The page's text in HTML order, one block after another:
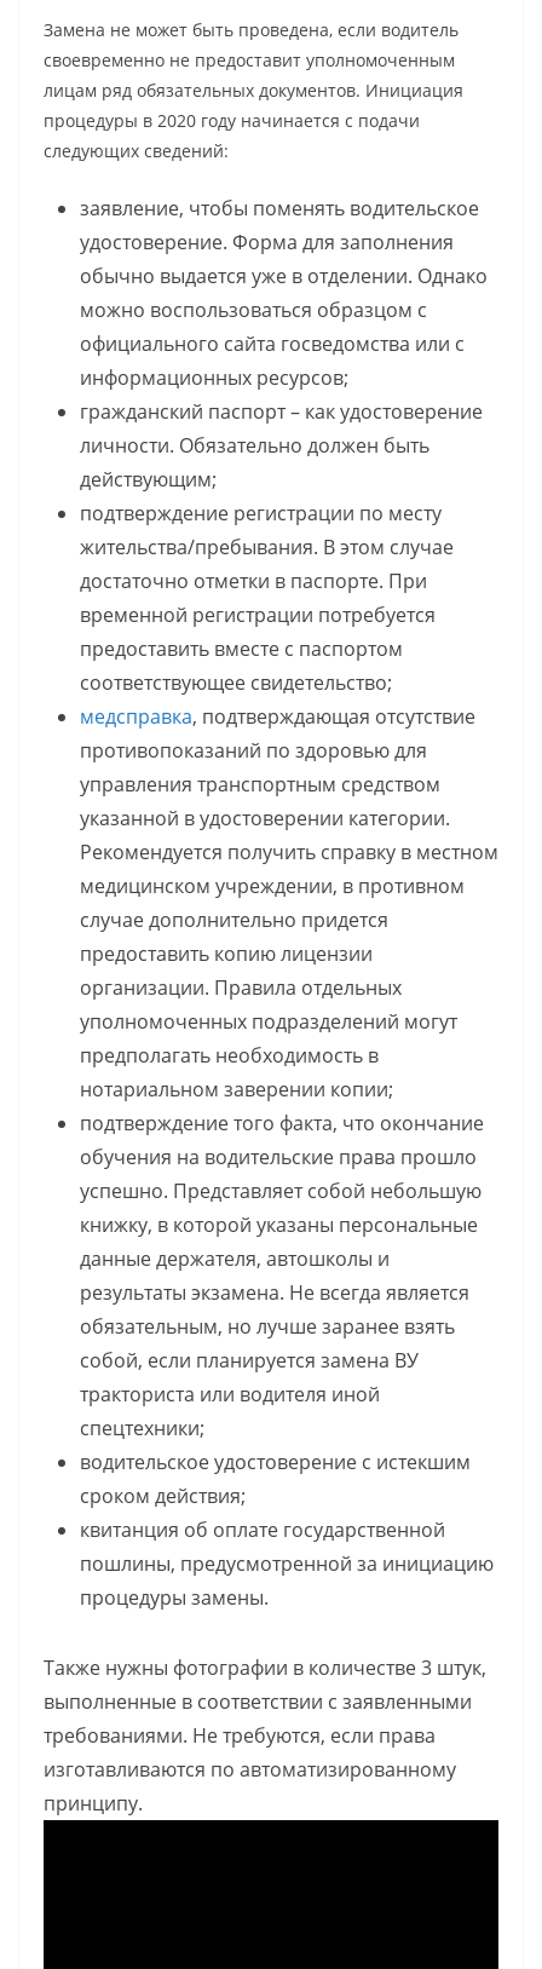
Замена не может быть проведена, если водитель
своевременно не предоставит уполномоченным
лицам ряд обязательных документов. Инициация
процедуры в 2020 году начинается с подачи
следующих сведений:
заявление, чтобы поменять водительское
удостоверение. Форма для заполнения
обычно выдается уже в отделении. Однако
можно воспользоваться образцом с
официального сайта госведомства или с
информационных ресурсов;
гражданский паспорт – как удостоверение
личности. Обязательно должен быть
действующим;
подтверждение регистрации по месту
жительства/пребывания. В этом случае
достаточно отметки в паспорте. При
временной регистрации потребуется
предоставить вместе с паспортом
соответствующее свидетельство;
медсправка, подтверждающая отсутствие
противопоказаний по здоровью для
управления транспортным средством
указанной в удостоверении категории.
Рекомендуется получить справку в местном
медицинском учреждении, в противном
случае дополнительно придется
предоставить копию лицензии
организации. Правила отдельных
уполномоченных подразделений могут
предполагать необходимость в
нотариальном заверении копии;
подтверждение того факта, что окончание
обучения на водительские права прошло
успешно. Представляет собой небольшую
книжку, в которой указаны персональные
данные держателя, автошколы и
результаты экзамена. Не всегда является
обязательным, но лучше заранее взять
собой, если планируется замена ВУ
тракториста или водителя иной
спецтехники;
водительское удостоверение с истекшим
сроком действия;
квитанция об оплате государственной
пошлины, предусмотренной за инициацию
процедуры замены.
Также нужны фотографии в количестве 3 штук,
выполненные в соответствии с заявленными
требованиями. Не требуются, если права
изготавливаются по автоматизированному
принципу.